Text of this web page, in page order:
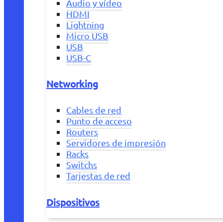
Audio y vídeo
HDMI
Lightning
Micro USB
USB
USB-C
Networking
Cables de red
Punto de acceso
Routers
Servidores de impresión
Racks
Switchs
Tarjestas de red
Dispositivos